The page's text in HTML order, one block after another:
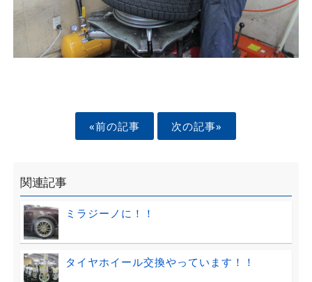
«前の記事 次の記事»
関連記事
ミラジーノに！！
タイヤホイール交換やっています！！